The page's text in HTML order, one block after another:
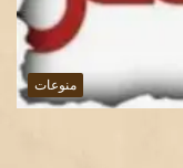
منوعات